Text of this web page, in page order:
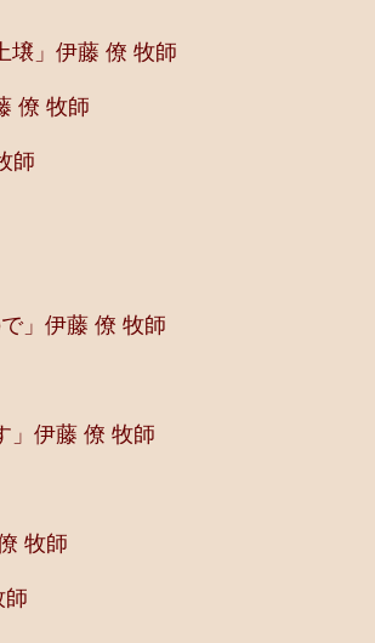
壌」伊藤 僚 牧師
僚 牧師
師
」伊藤 僚 牧師
」伊藤 僚 牧師
牧師
師